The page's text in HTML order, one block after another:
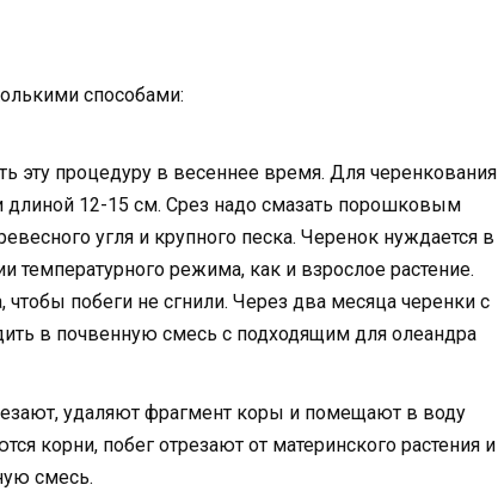
способами:
эту процедуру в весеннее время. Для черенкования
длиной 12-15 см. Срез надо смазать порошковым
угля и крупного песка. Черенок нуждается в
режима, как и взрослое растение.
чтобы побеги не сгнили. Через два месяца черенки с
в почвенную смесь с подходящим для олеандра
удаляют фрагмент коры и помещают в воду
корни, побег отрезают от материнского растения и
смесь.